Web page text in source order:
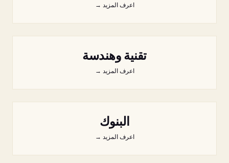
اعرف المزيد →
تقنية وهندسة
اعرف المزيد →
البنوك
اعرف المزيد →